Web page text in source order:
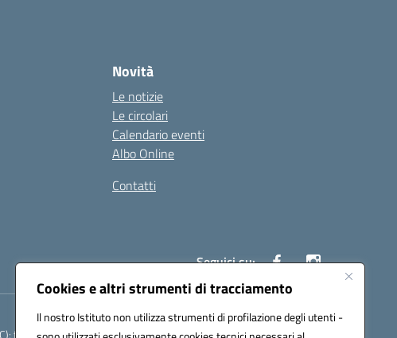
Cookies e altri strumenti di tracciamento
Il nostro Istituto non utilizza strumenti di profilazione degli utenti -
Novità
Le notizie
Le circolari
Calendario eventi
Albo Online
Contatti
Seguici su:
fgps040004@pec.istruzione.it